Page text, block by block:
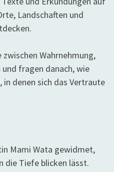
Landschaften und
Wahrnehmung,
fragen danach, wie
in denen sich das Vertraute
Mami Wata gewidmet,
die Tiefe blicken lässt.